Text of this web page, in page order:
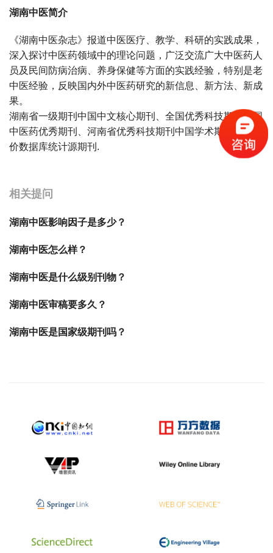
湖南中医简介
《湖南中医杂志》报道中医医疗、教学、科研的实践成果，
深入探讨中医药领域中的理论问题，广泛交流广大中医药人
员及民间防病治病、养身保健等方面的实践经验，特别是老
中医经验，反映国内外中医药研究的新信息、新方法、新成
果。
湖南省一级期刊中国中文核心期刊、全国优秀科技期刊全国
中医药优秀期刊、河南省优秀科技期刊中国学术期刊综合评
价数据库统计源期刊.
相关提问
湖南中医影响因子是多少？
湖南中医怎么样？
湖南中医是什么级别刊物？
湖南中医审稿要多久？
湖南中医是国家级期刊吗？